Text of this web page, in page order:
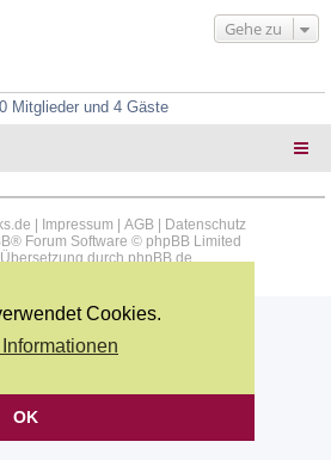
Cookies.
OK
Gehe zu
Mitglieder und 4 Gäste
| Impressum AGB|
Datenschutz
® Forum Software © phpBB Limited
durchphpBB.de